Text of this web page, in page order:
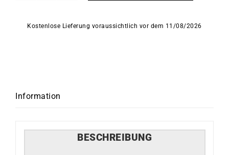
Herbelin
Kostenlose Lieferung voraussichtlich vor dem 11/08/2026
Information
BESCHREIBUNG